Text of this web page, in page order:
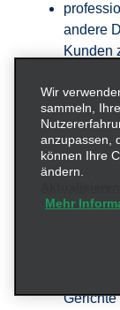
andere
Kunden
mit
externe
für die
Wir
sammeln,
anzupassen,
können Ihre
ändern.
Mehr